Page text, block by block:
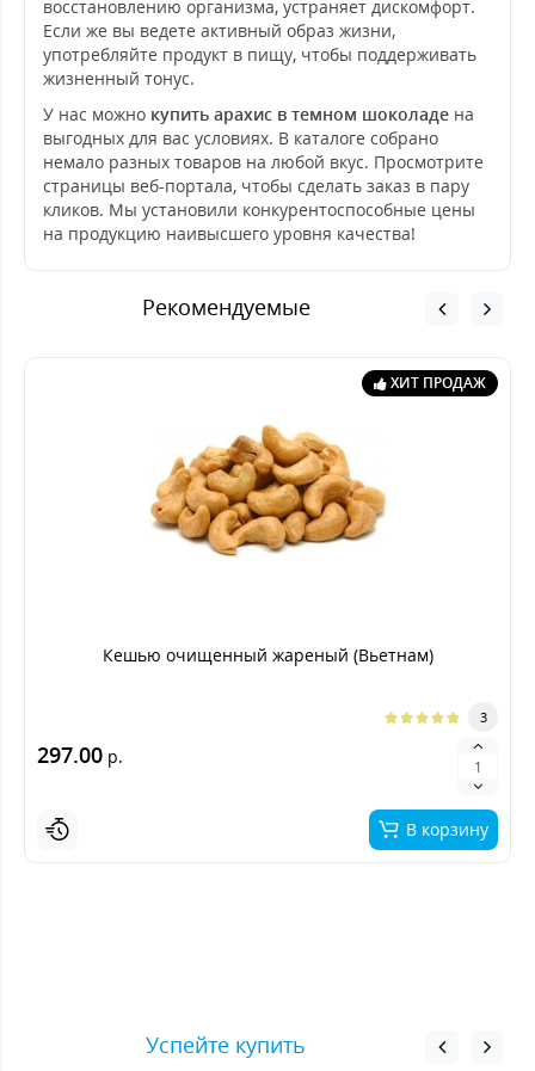
восстановлению организма, устраняет дискомфорт.
Если же вы ведете активный образ жизни,
употребляйте продукт в пищу, чтобы поддерживать
жизненный тонус.
У нас можно купить арахис в темном шоколаде на
выгодных для вас условиях. В каталоге собрано
немало разных товаров на любой вкус. Просмотрите
страницы веб-портала, чтобы сделать заказ в пару
кликов. Мы установили конкурентоспособные цены
на продукцию наивысшего уровня качества!
Рекомендуемые
ХИТ ПРОДАЖ
Кешью очищенный жареный (Вьетнам)
3
297.00 р.
В корзину
Успейте купить